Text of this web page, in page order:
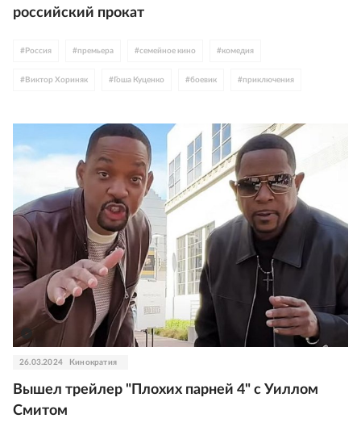
российский прокат
# Россия #премьера #семейное кино #комедия
# Виктор Хориняк # Гоша Куценко #боевик #приключения
#США анимация Испания #Китай
26.03.2024 Кинократия
Вышел трейлер "Плохих парней 4" с Уиллом
Смитом